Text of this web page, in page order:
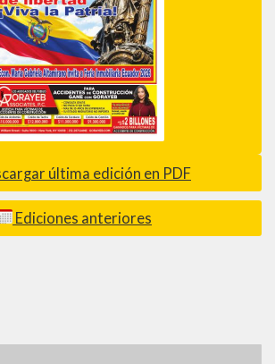
última edición en PDF
Ediciones anteriores